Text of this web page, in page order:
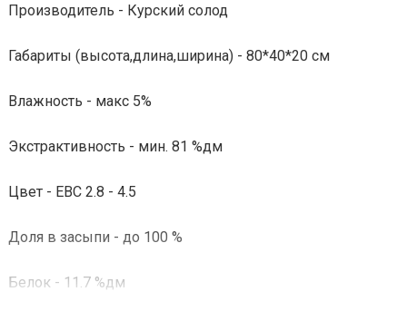
Производитель - Курский солод
Габариты (высота,длина,ширина) - 80*40*20 см
Влажность - макс 5%
Экстрактивность - мин. 81 %дм
Цвет - ЕВС 2.8 - 4.5
Доля в засыпи - до 100 %
Белок - 11.7 %дм